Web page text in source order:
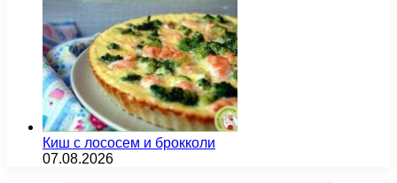
Киш с лососем и брокколи
07.08.2026